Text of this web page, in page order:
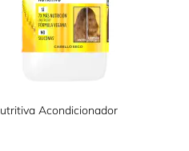
Acondicionador